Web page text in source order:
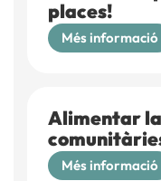
places!
Més informació
Alimentar
Més informació